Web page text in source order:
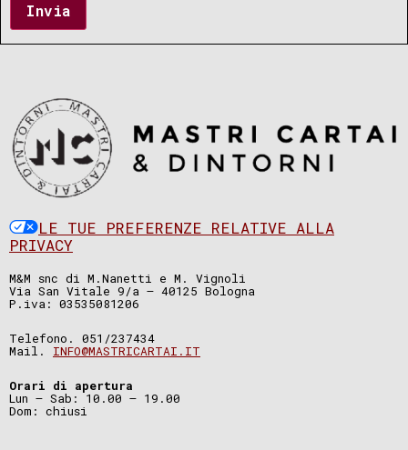
Invia
LE TUE PREFERENZE RELATIVE ALLA
PRIVACY
M&M snc di M.Nanetti e M. Vignoli
Via San Vitale 9/a – 40125 Bologna
P.iva: 03535081206
Telefono. 051/237434
Mail. INFO@MASTRICARTAI.IT
Orari di apertura
Lun – Sab: 10.00 – 19.00
Dom: chiusi